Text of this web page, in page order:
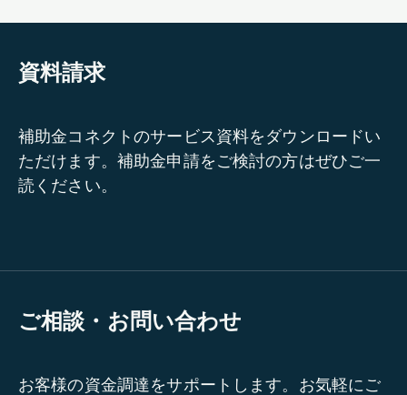
資料請求
補助金コネクトのサービス資料をダウンロードい
ただけます。補助金申請をご検討の方はぜひご一
読ください。
ご相談・お問い合わせ
お客様の資金調達をサポートします。お気軽にご